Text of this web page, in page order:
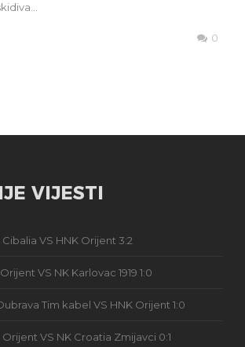
0
VIJESTI
VS HNK Orijent 3:2
VS NK Karlovac 1919 1:0
Tim kabel VS HNK Orijent 1:0
VS NK Croatia Zmijavci 0:1